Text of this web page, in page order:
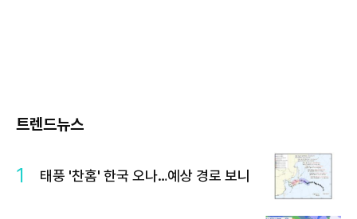
트렌드뉴스
1 태풍 '찬홈' 한국 오나…예상 경로 보니